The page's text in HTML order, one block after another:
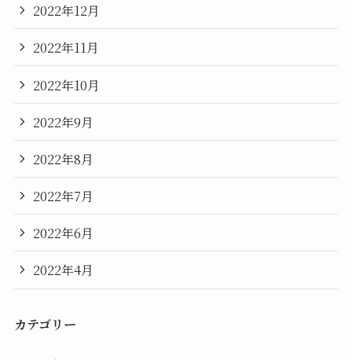
2022年12月
2022年11月
2022年10月
2022年9月
2022年8月
2022年7月
2022年6月
2022年4月
カテゴリー